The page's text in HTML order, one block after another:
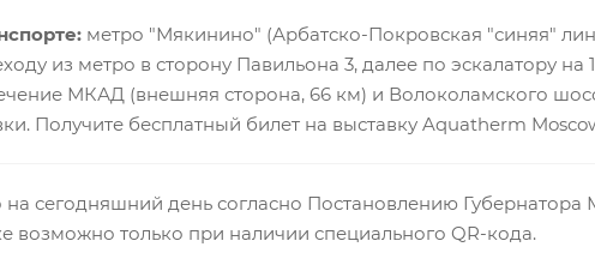
метро "Мякинино" (Арбатско-Покровская "синяя"
из метро в сторону Павильона 3, далее по эскалатору на
МКАД (внешняя сторона, 66 км) и Волоколамского
Получите бесплатный билет на выставку Aquatherm
сегодняшний день согласно Постановлению Губернатора
возможно только при наличии специального QR-кода.